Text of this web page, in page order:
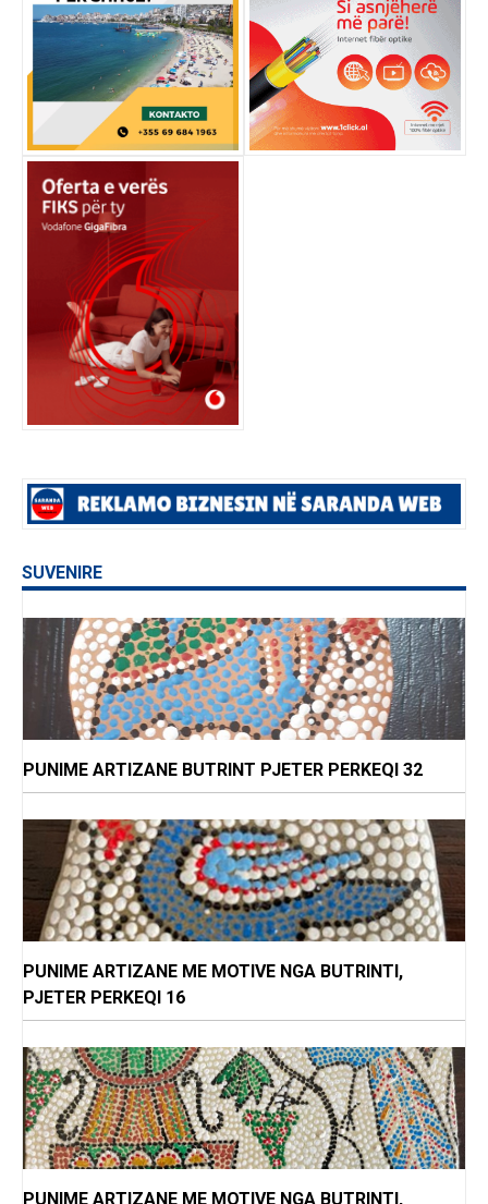
SUVENIRE
PUNIME ARTIZANE BUTRINT PJETER PERKEQI 32
PUNIME ARTIZANE ME MOTIVE NGA BUTRINTI,
PJETER PERKEQI 16
PUNIME ARTIZANE ME MOTIVE NGA BUTRINTI,